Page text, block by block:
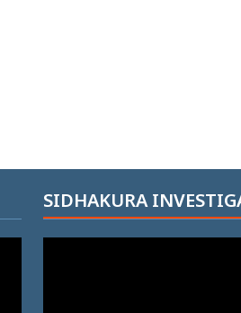
SIDHAKURA